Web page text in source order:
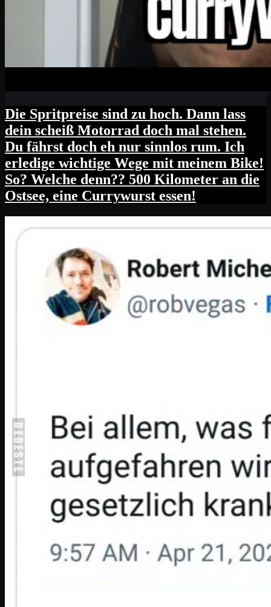
Die Spritpreise sind zu hoch. Dann lass
dein scheiß Motorrad doch mal stehen.
Du fährst doch eh nur sinnlos rum. Ich
erledige wichtige Wege mit meinem Bike!
So? Welche denn?? 500 Kilometer an die
Ostsee, eine Currywurst essen!